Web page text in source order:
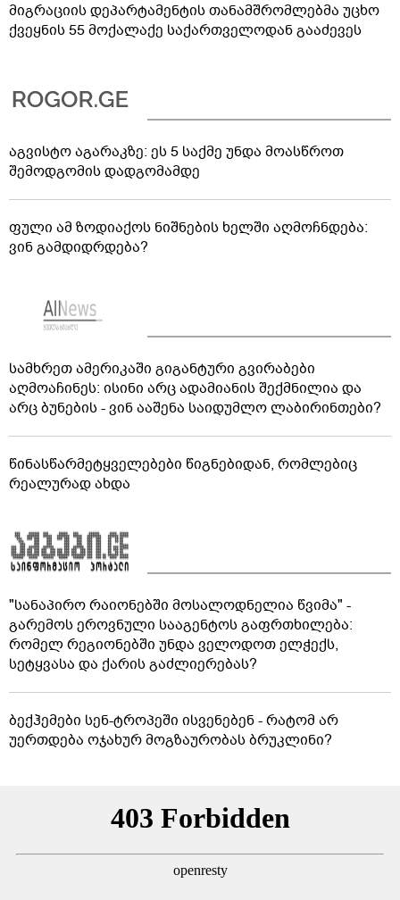
მიგრაციის დეპარტამენტის თანამშრომლებმა უცხო
ქვეყნის 55 მოქალაქე საქართველოდან გააძევეს
აგვისტო აგარაკზე: ეს 5 საქმე უნდა მოასწროთ
შემოდგომის დადგომამდე
ფული ამ ზოდიაქოს ნიშნების ხელში აღმოჩნდება:
ვინ გამდიდრდება?
სამხრეთ ამერიკაში გიგანტური გვირაბები
აღმოაჩინეს: ისინი არც ადამიანის შექმნილია და
არც ბუნების - ვინ ააშენა საიდუმლო ლაბირინთები?
წინასწარმეტყველებები წიგნებიდან, რომლებიც
რეალურად ახდა
"სანაპირო რაიონებში მოსალოდნელია წვიმა" -
გარემოს ეროვნული სააგენტოს გაფრთხილება:
რომელ რეგიონებში უნდა ველოდოთ ელჭექს,
სეტყვასა და ქარის გაძლიერებას?
ბექჰემები სენ-ტროპეში ისვენებენ - რატომ არ
უერთდება ოჯახურ მოგზაურობას ბრუკლინი?